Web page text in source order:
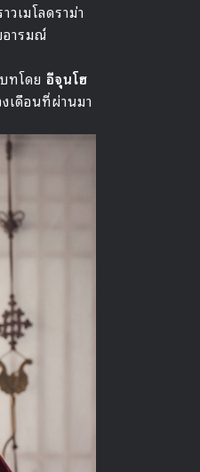
เมโลดราม่า
อารมณ์
ทโดย อีจุนโฮ
เดือนที่ผ่านมา